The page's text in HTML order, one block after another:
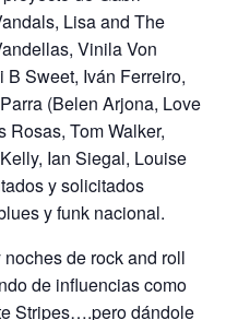
er l
Lisa and The
Vinila Von
Sweet, Iván Ferreiro,
(Belen Arjona, Love
Tom Walker,
Ian Siegal, Louise
y solicitados
y funk nacional.
de rock and roll
de influencias como
Stripes….pero dándole